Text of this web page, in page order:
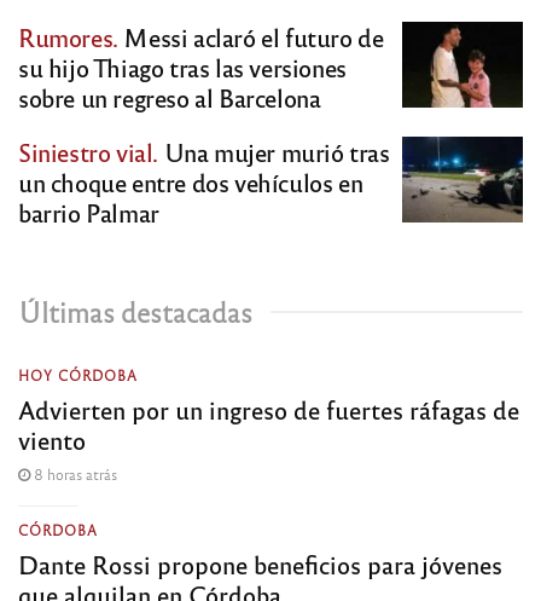
Rumores. Messi aclaró el futuro de
su hijo Thiago tras las versiones
sobre un regreso al Barcelona
Siniestro vial. Una mujer murió tras
un choque entre dos vehículos en
barrio Palmar
Últimas destacadas
HOY CÓRDOBA
Advierten por un ingreso de fuertes ráfagas de
viento
8 horas atrás
CÓRDOBA
Dante Rossi propone beneficios para jóvenes
que alquilan en Córdoba